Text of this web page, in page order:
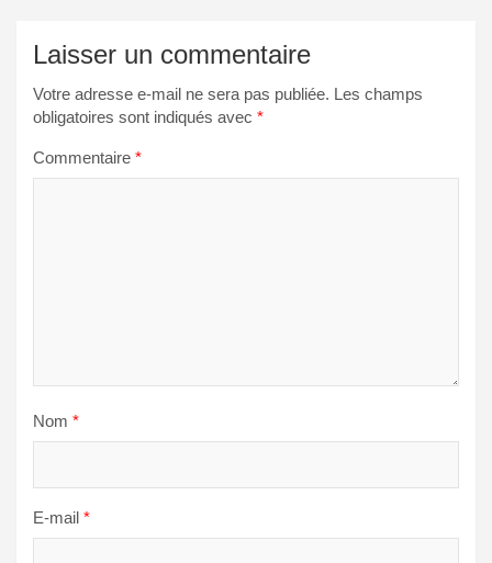
Laisser un commentaire
Votre adresse e-mail ne sera pas publiée. Les champs
obligatoires sont indiqués avec *
Commentaire *
Nom *
E-mail *